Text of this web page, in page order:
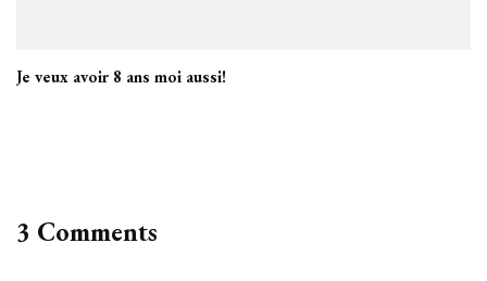
Je veux avoir 8 ans moi aussi!
3 Comments